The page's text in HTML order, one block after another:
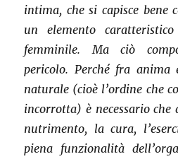
intima, che si capisce bene
un elemento
femminile. Ma ciò
pericolo. Perché fra anima
naturale (cioè l’ordine che
incorrotta) è necessario
nutrimento, la cura,
piena funzionalità